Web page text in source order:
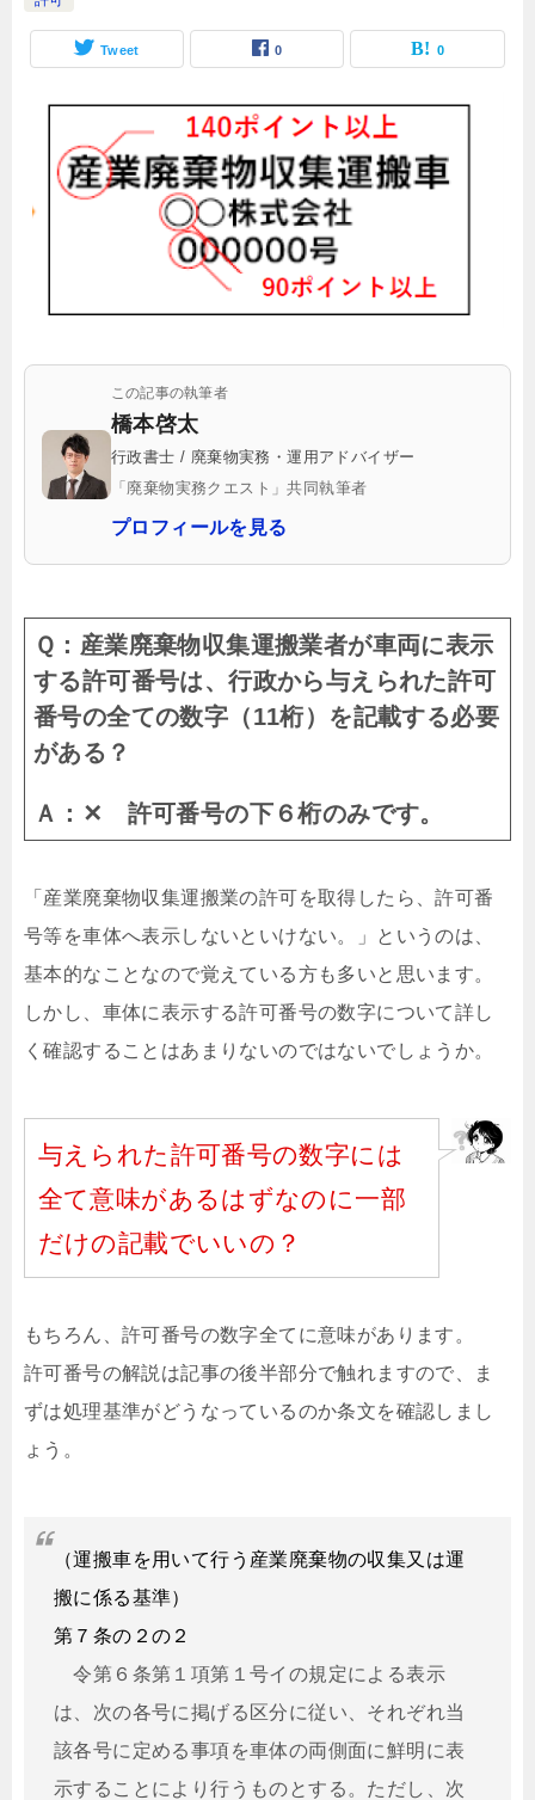
Tweet 0 0
この記事の執筆者
橋本啓太
行政書士 / 廃棄物実務・運用アドバイザー
「廃棄物実務クエスト」共同執筆者
プロフィールを見る
Ｑ：産業廃棄物収集運搬業者が車両に表示
する許可番号は、行政から与えられた許可
番号の全ての数字（11桁）を記載する必要
がある？
Ａ：✕ 許可番号の下６桁のみです。
「産業廃棄物収集運搬業の許可を取得したら、許可番
号等を車体へ表示しないといけない。」というのは、
基本的なことなので覚えている方も多いと思います。
しかし、車体に表示する許可番号の数字について詳し
く確認することはあまりないのではないでしょうか。
与えられた許可番号の数字には
全て意味があるはずなのに一部
だけの記載でいいの？
もちろん、許可番号の数字全てに意味があります。
許可番号の解説は記事の後半部分で触れますので、ま
ずは処理基準がどうなっているのか条文を確認しまし
ょう。
（運搬車を用いて行う産業廃棄物の収集又は運
搬に係る基準）
第７条の２の２
令第６条第１項第１号イの規定による表示
は、次の各号に掲げる区分に従い、それぞれ当
該各号に定める事項を車体の両側面に鮮明に表
示することにより行うものとする。ただし、次